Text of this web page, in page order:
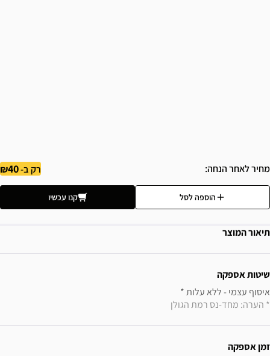
מחיר לאחר הנחה רק ב-40
הוספה לסל קנו עכשיו
תיאור המוצר
שיטות אספקה
איסוף עצמי - ללא עלות *
* הערה: מחד-נס רמת הגולן
זמן אספקה